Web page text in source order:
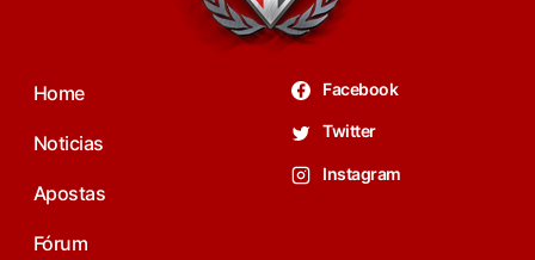
Home
Noticias
Apostas
Fórum
Facebook
Twitter
Instagram